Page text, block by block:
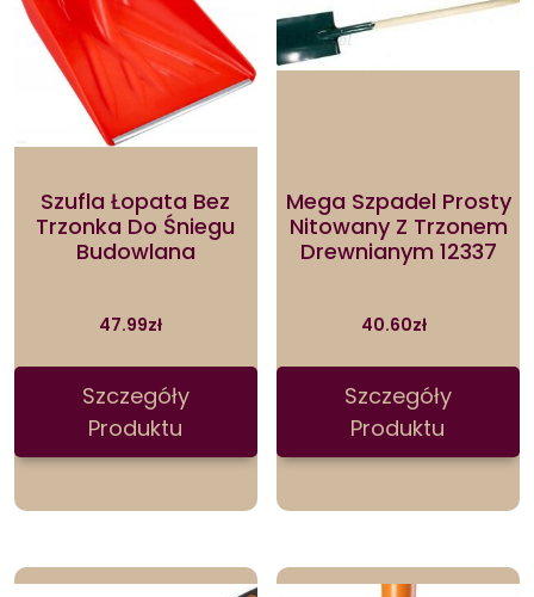
Szufla Łopata Bez
Trzonka Do Śniegu
Budowlana
47.99zł
Szczegóły
Produktu
Mega Szpadel Prosty
Nitowany Z Trzonem
Drewnianym 12337
40.60zł
Szczegóły
Produktu